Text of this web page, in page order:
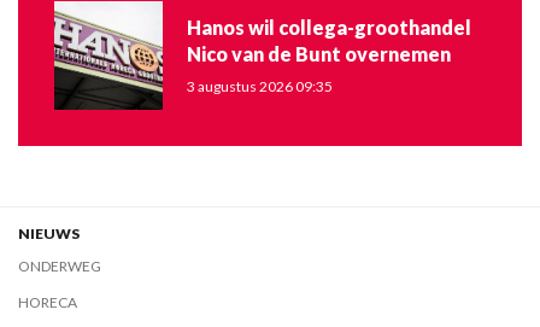
Hanos wil collega-groothandel
Nico van de Bunt overnemen
3 augustus 2026 09:35
NIEUWS
ONDERWEG
HORECA